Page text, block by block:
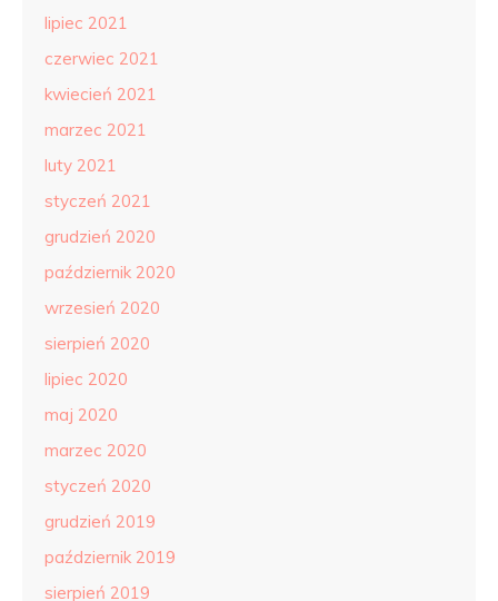
lipiec 2021
czerwiec 2021
kwiecień 2021
marzec 2021
luty 2021
styczeń 2021
grudzień 2020
październik 2020
wrzesień 2020
sierpień 2020
lipiec 2020
maj 2020
marzec 2020
styczeń 2020
grudzień 2019
październik 2019
sierpień 2019